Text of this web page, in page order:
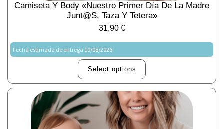
Camiseta Y Body «Nuestro Primer Día De La Madre
Junt@s, Taza Y Tetera»
31,90 €
Fecha estimada de entrega 10/08/2026
Select options